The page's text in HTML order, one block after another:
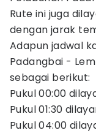
Rute ini juga
dengan jarak
Adapun jadwal
Padangbai -
sebagai berikut:
Pukul 00:00
Pukul 01:30
Pukul 04:00